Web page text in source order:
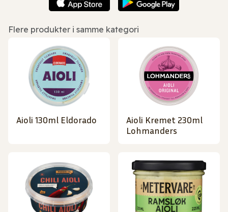
Flere produkter i samme kategori
Aioli 130ml Eldorado
Aioli Kremet 230ml
Lohmanders